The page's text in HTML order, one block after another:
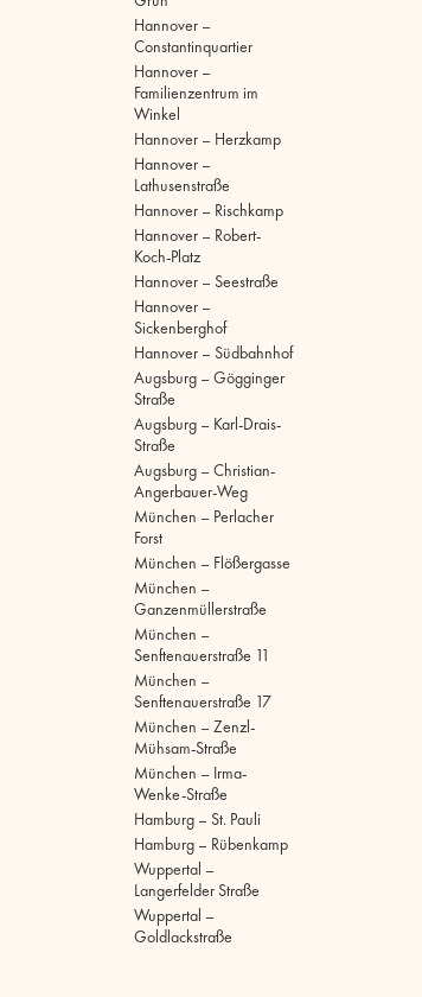
Hannover –
Constantinquartier
Hannover –
Familienzentrum im
Winkel
Hannover – Herzkamp
Hannover –
Lathusenstraße
Hannover – Rischkamp
Hannover – Robert-
Koch-Platz
Hannover – Seestraße
Hannover –
Sickenberghof
Hannover – Südbahnhof
Augsburg – Gögginger
Straße
Augsburg – Karl-Drais-
Straße
Augsburg – Christian-
Angerbauer-Weg
München – Perlacher
Forst
München – Flößergasse
München –
Ganzenmüllerstraße
München –
Senftenauerstraße 11
München –
Senftenauerstraße 17
München – Zenzl-
Mühsam-Straße
München – Irma-
Wenke-Straße
Hamburg – St. Pauli
Hamburg – Rübenkamp
Wuppertal –
Langerfelder Straße
Wuppertal –
Goldlackstraße